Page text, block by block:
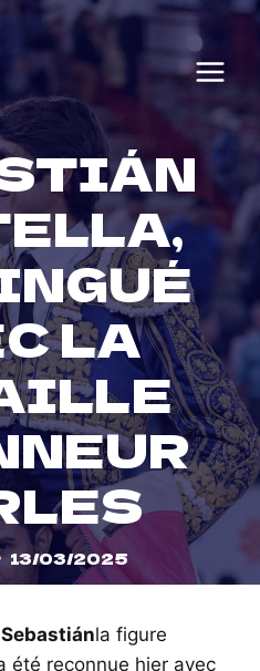
LA
13/03/2025
la figure
été reconnue hier avec